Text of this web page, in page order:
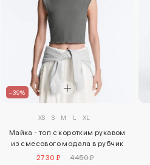
–39%
XS S M L XL
Майка - топ с коротким рукавом
из смесового модала в рубчик
2730 ₽
4450 ₽